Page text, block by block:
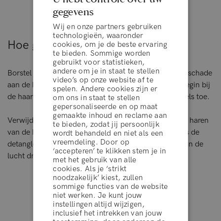
Hoe gebruik je het product
Borstel je haar voorzichtig met de ontwarborstel om schade
aan de haarstrengen en haarzakjes te voorkomen. Begin bij
de haarpunten en werk zorgvuldig naar de haarwortels toe.
Verwijder bij het reinigen van de haarborstel eerst de haren
van de borstelharen en gooi ze in de prullenbak. Was de
detangler brush vervolgens met water en laat hem aan de
lucht drogen met de borstelharen naar beneden.
Uitstekend
algemene voorwaarden
WEIGEREN
gegevens
Wij en onze partners gebruiken
technologieën, waaronder
cookies, om je de beste ervaring
te bieden. Sommige worden
gebruikt voor statistieken,
andere om je in staat te stellen
video’s op onze website af te
spelen. Andere cookies zijn er
om ons in staat te stellen
gepersonaliseerde en op maat
gemaakte inhoud en reclame aan
te bieden, zodat jij persoonlijk
wordt behandeld en niet als een
vreemdeling. Door op
‘accepteren’ te klikken stem je in
met het gebruik van alle
cookies. Als je ‘strikt
noodzakelijk’ kiest, zullen
sommige functies van de website
niet werken. Je kunt jouw
instellingen altijd wijzigen,
inclusief het intrekken van jouw